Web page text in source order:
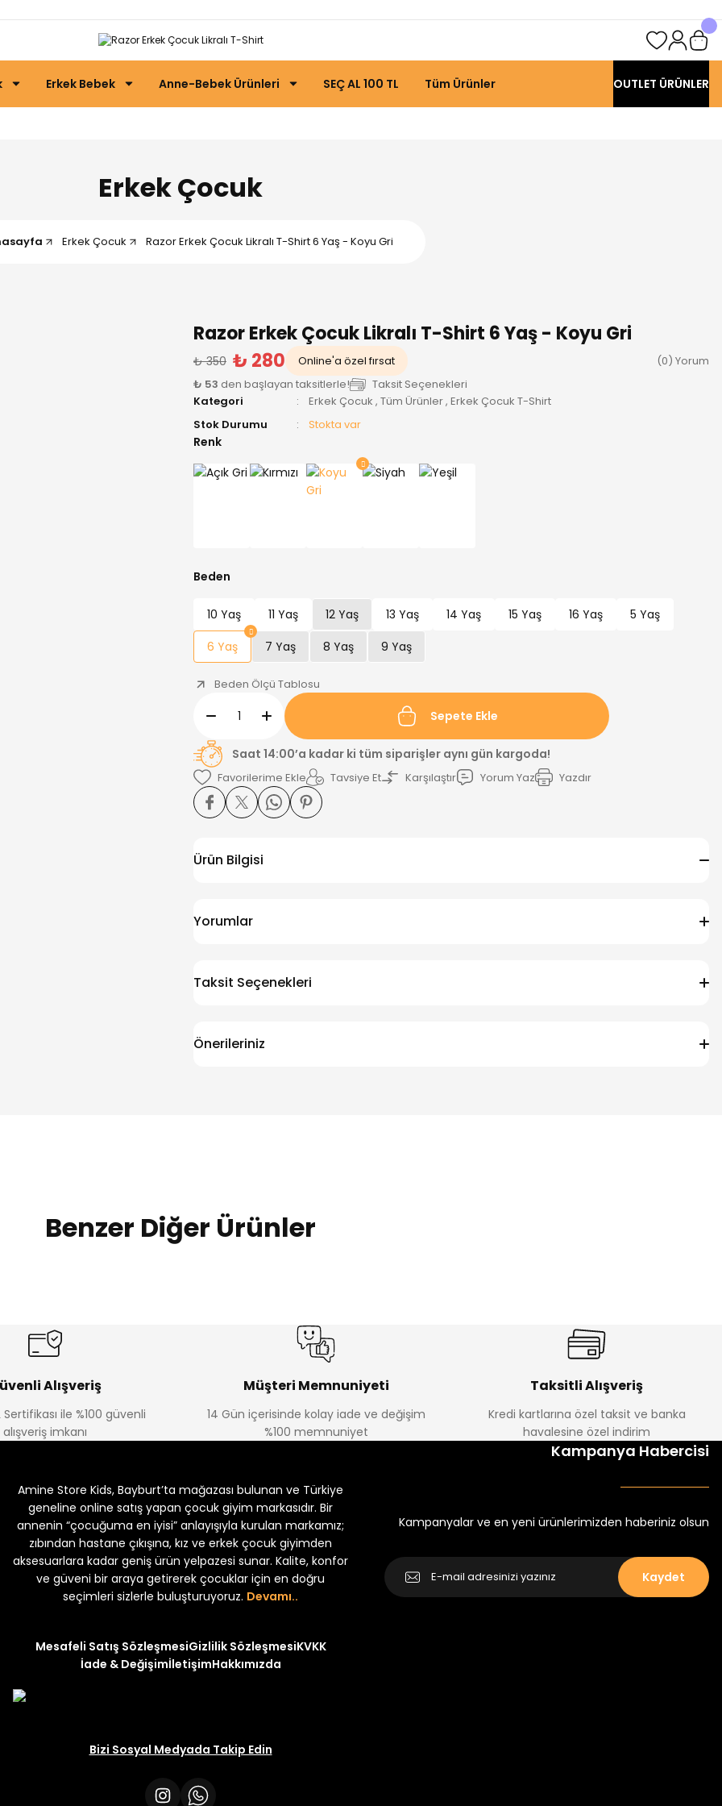
Erkek Bebek Anne-Bebek Ürünleri SEÇ AL 100 TL Tüm Ürünler OUTLET ÜRÜNLER
Erkek Çocuk
Erkek Çocuk Razor Erkek Çocuk Likralı T-Shirt 6 Yaş - Koyu Gri
Razor Erkek Çocuk Likralı T-Shirt 6 Yaş - Koyu Gri
₺ 350 ₺ 280 Online'a özel fırsat
(0) Yorum
₺ 53 den başlayan taksitlerle!
Taksit Seçenekleri
Kategori
Erkek Çocuk , Tüm Ürünler, Erkek Çocuk T-Shirt
Stok Durumu
Stokta var
Renk
Beden
10 Yaş 11 Yaş 12 Yaş 13 Yaş 14 Yaş 15 Yaş 16 Yaş
5 Yaş
6 Yaş
7 Yaş 8 Yaş 9 Yaş
Beden Ölçü Tablosu
Sepete Ekle
Saat 14:00’a kadar ki tüm siparişler aynı gün kargoda!
Tavsiye Et Karşılaştır Yorum Yaz Yazdır
Ürün Bilgisi
Yorumlar
Taksit Seçenekleri
Önerileriniz
Benzer Diğer Ürünler
Yeni
Kampçı Minik Erkek Çocuk 2'li Şortlu Takım
%30
Yeni
₺ 500 ₺ 350
%30
Minik Kral Erkek Çocuk 2'li Şortlu Takım
2'li Şortlu Takım
Alışveriş
Sertifikası ile %100 güvenli
alışveriş imkanı
Müşteri Memnuniyeti
14 Gün içerisinde kolay iade ve değişim
%100 memnuniyet
Taksitli Alışveriş
Kredi kartlarına özel taksit ve banka
havalesine özel indirim
Amine Store Kids, Bayburt’ta mağazası bulunan ve Türkiye
geneline online satış yapan çocuk giyim markasıdır. Bir
annenin “çocuğuma en iyisi” anlayışıyla kurulan markamız;
zıbından hastane çıkışına, kız ve erkek çocuk giyimden
aksesuarlara kadar geniş ürün yelpazesi sunar. Kalite, konfor
ve güveni bir araya getirerek çocuklar için en doğru
seçimleri sizlerle buluşturuyoruz. Devamı..
Mesafeli Satış SözleşmesiGizlilik SözleşmesiKVKK
İade & DeğişimİletişimHakkımızda
Bizi Sosyal Medyada Takip Edin
Kampanya Habercisi
Kampanyalar ve en yeni ürünlerimizden haberiniz olsun
Kaydet